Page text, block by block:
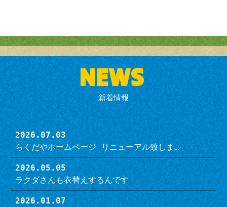
NEWS
新着情報
2026.07.03
らくだやホームページ リニューアル致しま…
2026.05.05
ラクダさんも衣替えするんです
2026.01.07